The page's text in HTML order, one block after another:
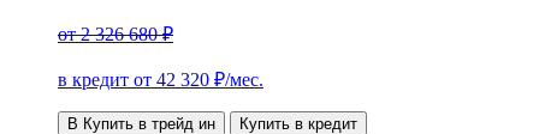
от2 326 680 ₽
в кредит от 42 320 ₽/мес.
В Купить в трейд ин Купить в кредит